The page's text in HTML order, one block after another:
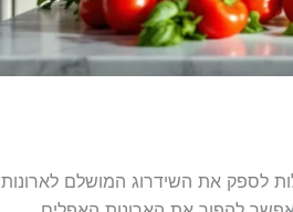
לספק את השידרוג המושלם לארונות